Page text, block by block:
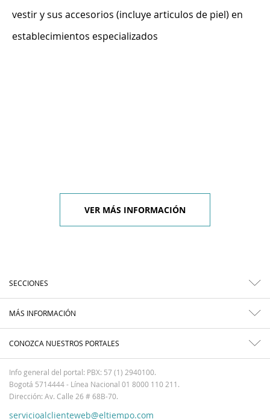
vestir y sus accesorios (incluye articulos de piel) en
establecimientos especializados
VER MÁS INFORMACIÓN
SECCIONES
MÁS INFORMACIÓN
CONOZCA NUESTROS PORTALES
Info general del portal: PBX: 57 (1) 2940100.
Bogotá 5714444 - Línea Nacional 01 8000 110 211.
Dirección: Av. Calle 26 # 68B-70.
servicioalclienteweb@eltiempo.com